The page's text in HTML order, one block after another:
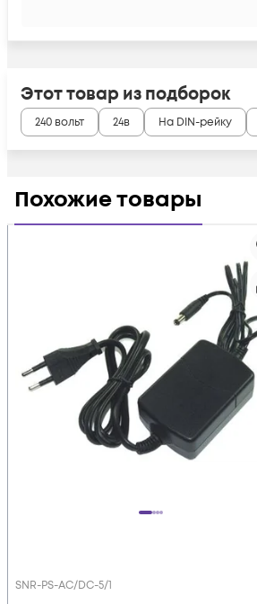
Этот товар из подборок
240 вольт 24в На DIN-рейку
Похожие товары
SNR-PS-AC/DC-5/1